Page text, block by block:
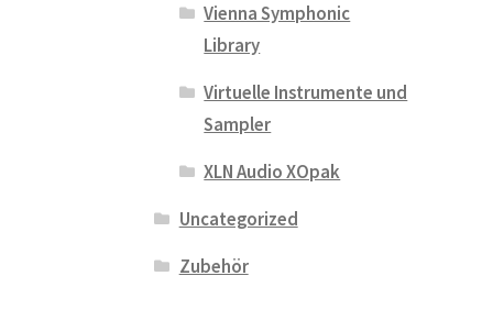
Vienna Symphonic
Library
Virtuelle Instrumente und
Sampler
XLN Audio XOpak
Uncategorized
Zubehör